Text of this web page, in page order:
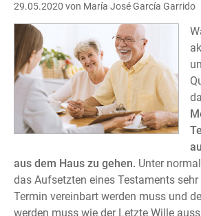
29.05.2020 von María José García Garrido
aus dem Haus zu gehen. Unter
das Aufsetzten eines Testaments
Termin vereinbart werden muss und
werden muss wie der Letzte Wille